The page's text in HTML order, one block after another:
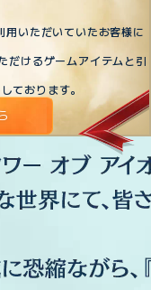
用いただいていたお客様に
だけるゲームアイテムと引
ております。